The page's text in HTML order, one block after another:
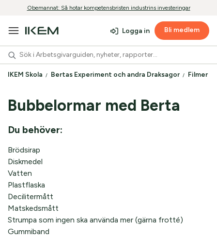
Obemannat: Så hotar kompetensbristen industrins investeringar
Logga in Bli medlem
IKEM Skola Bertas Experiment och andra Draksagor Filmer
Bubbelormar med Berta
Du behöver:
Brödsirap
Diskmedel
Vatten
Plastflaska
Decilitermått
Matskedsmått
Strumpa som ingen ska använda mer (gärna frotté)
Gummiband